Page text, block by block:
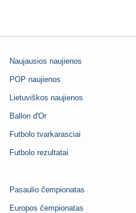
Naujausios naujienos
POP naujienos
Lietuviškos naujienos
Ballon d'Or
Futbolo tvarkarasciai
Futbolo rezultatai
Pasaulio čempionatas
Europos čempionatas